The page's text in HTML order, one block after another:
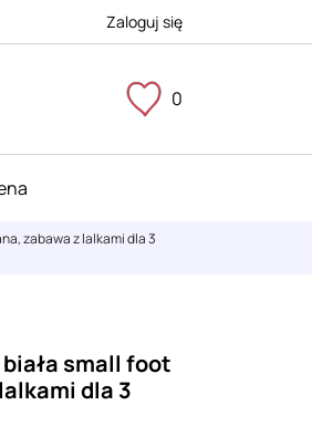
Zaloguj się
0
zabawa z lalkami dla 3
small foot
dla 3